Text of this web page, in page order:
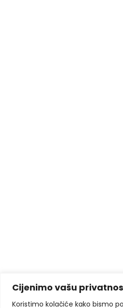
Cijenimo vašu
Koristimo kolačiće kako bismo